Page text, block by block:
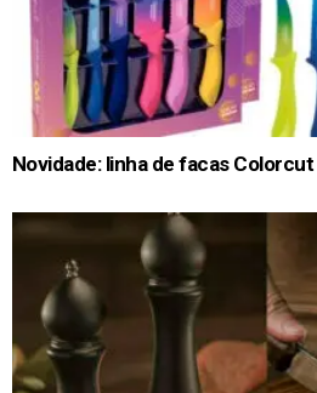
Novidade: linha de facas